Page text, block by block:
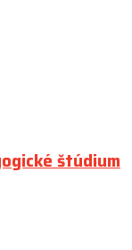
štúdium